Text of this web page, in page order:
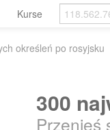
Kurse
określeń po rosyjsku
300
Przenieś